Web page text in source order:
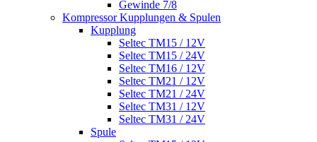
Gewinde 7/8
Kompressor Kupplungen & Spulen
Kupplung
Seltec TM15 / 12V
Seltec TM15 / 24V
Seltec TM16 / 12V
Seltec TM21 / 12V
Seltec TM21 / 24V
Seltec TM31 / 12V
Seltec TM31 / 24V
Spule